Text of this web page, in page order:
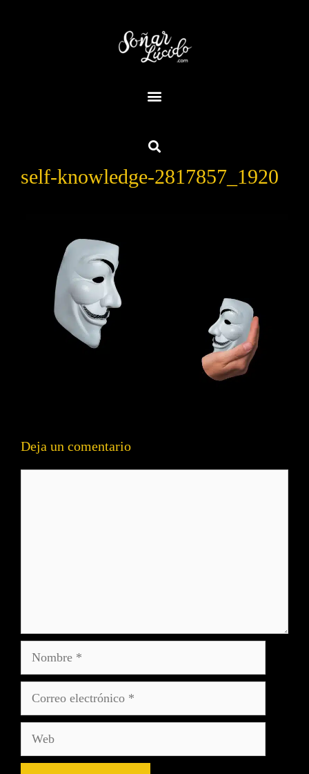
self-knowledge-2817857_1920
Deja un comentario